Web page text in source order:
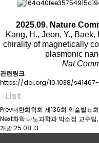
2025.09. Nature
Kang, H., Jeon, Y.,
chirality of magnetically
plasmonic
Nat
관련링크
https://doi.org/10.1038/
List
Prev대한화학회 제136회 학술발표회
Next화학·나노과학과 박소정 교수
개발25.08.13